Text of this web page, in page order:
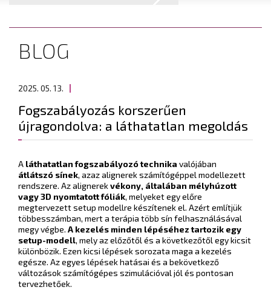
BLOG
2025. 05. 13.
Fogszabályozás korszerűen
újragondolva: a láthatatlan megoldás
A láthatatlan fogszabályozó technika valójában
átlátszó sínek, azaz alignerek számítógéppel modellezett
rendszere. Az alignerekvékony, általában mélyhúzott
vagy 3D nyomtatott fóliák, melyeket egy előre
megtervezett setup modellre készítenek el. Azért említjük
többesszámban, mert a terápia több sín felhasználásával
megy végbe. A kezelés minden lépéséhez tartozik egy
setup-modell, mely az előzőtől és a következőtől egy kicsit
különbözik. Ezen kicsi lépések sorozata maga a kezelés
egésze. Az egyes lépések hatásai és a bekövetkező
változások számítógépes szimulációval jól és pontosan
tervezhetőek.